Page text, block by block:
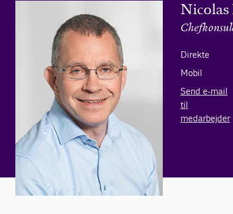
Nicolas
Direkte
Mobil
Send e-mail
til
medarbejder